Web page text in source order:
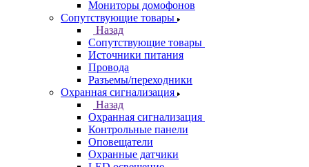
Мониторы домофонов
Сопутствующие товары
Назад
Сопутствующие товары
Источники питания
Провода
Разъемы/переходники
Охранная сигнализация
Назад
Охранная сигнализация
Контрольные панели
Оповещатели
Охранные датчики